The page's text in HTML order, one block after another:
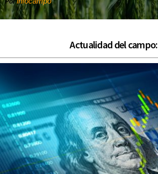
Por
Actualidad del campo: